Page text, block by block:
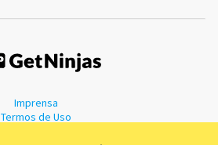
Imprensa
Termos de Uso